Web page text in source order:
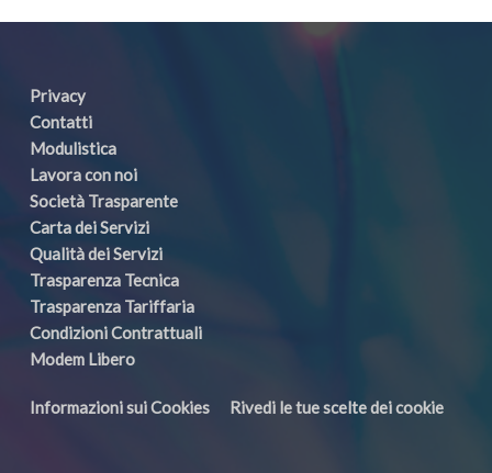
Privacy
Contatti
Modulistica
Lavora con noi
Società Trasparente
Carta dei Servizi
Qualità dei Servizi
Trasparenza Tecnica
Trasparenza Tariffaria
Condizioni Contrattuali
Modem Libero
Informazioni sui Cookies Rivedi le tue scelte dei cookie